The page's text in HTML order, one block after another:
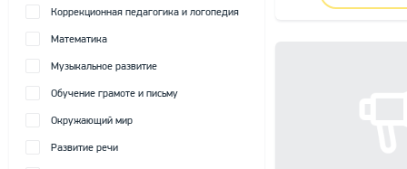
Коррекционная педагогика и логопедия
Математика
Музыкальное развитие
Обучение грамоте и письму
Окружающий мир
Развитие речи